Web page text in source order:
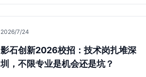
2026/7/24
影石创新2026校招：技术岗扎堆深
圳，不限专业是机会还是坑？